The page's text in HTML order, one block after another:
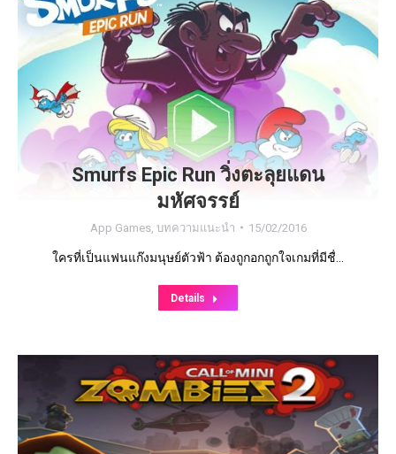
Smurfs Epic Run วิ่งตะลุยแดน
มหัศจรรย์
App Games, บทความแนะนำ 15/02/2016
ใครที่เป็นแฟนแก๊งมนุษย์ตัวฟ้า ต้องถูกอกถูกใจเกมที่มีชื่…
Details